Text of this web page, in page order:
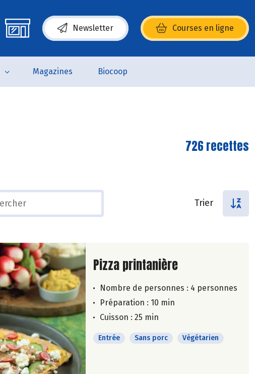
Newsletter Courses en ligne
(s’ouvre dans une nouvelle fenêtre)
Magazines Biocoop
726 recettes
Trier
Lire la suite de la recette
Pizza printanière
Nombre de personnes : 4 personnes
Préparation : 10 min
Cuisson : 25 min
Entrée Sans porc Végétarien